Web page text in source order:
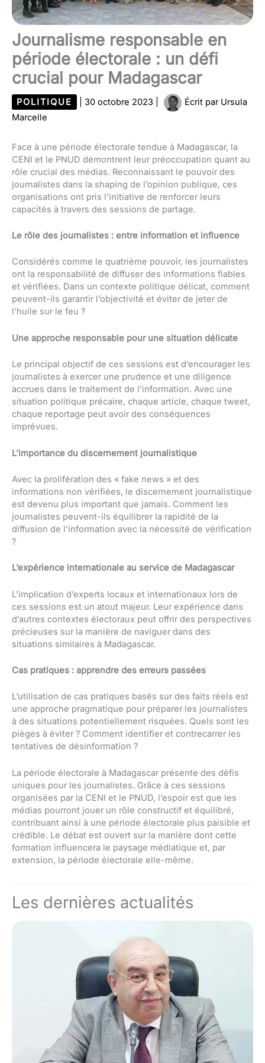
Journalisme responsable en
période électorale : un défi
crucial pour Madagascar
POLITIQUE 30 octobre 2023 Écrit par Ursula
Marcelle
Face à une période électorale tendue à Madagascar, la
CENI et le PNUD démontrent leur préoccupation quant au
rôle crucial des médias. Reconnaissant le pouvoir des
journalistes dans la shaping de l’opinion publique, ces
organisations ont pris l’initiative de renforcer leurs
capacités à travers des sessions de partage.
Le rôle des journalistes : entre information et influence
Considérés comme le quatrième pouvoir, les journalistes
ont la responsabilité de diffuser des informations fiables
et vérifiées. Dans un contexte politique délicat, comment
peuvent-ils garantir l’objectivité et éviter de jeter de
l’huile sur le feu ?
Une approche responsable pour une situation délicate
Le principal objectif de ces sessions est d’encourager les
journalistes à exercer une prudence et une diligence
accrues dans le traitement de l’information. Avec une
situation politique précaire, chaque article, chaque tweet,
chaque reportage peut avoir des conséquences
imprévues.
L’importance du discernement journalistique
Avec la prolifération des « fake news » et des
informations non vérifiées, le discernement journalistique
est devenu plus important que jamais. Comment les
journalistes peuvent-ils équilibrer la rapidité de la
diffusion de l’information avec la nécessité de vérification
?
L’expérience internationale au service de Madagascar
L’implication d’experts locaux et internationaux lors de
ces sessions est un atout majeur. Leur expérience dans
d’autres contextes électoraux peut offrir des perspectives
précieuses sur la manière de naviguer dans des
situations similaires à Madagascar.
Cas pratiques : apprendre des erreurs passées
L’utilisation de cas pratiques basés sur des faits réels est
une approche pragmatique pour préparer les journalistes
à des situations potentiellement risquées. Quels sont les
pièges à éviter ? Comment identifier et contrecarrer les
tentatives de désinformation ?
La période électorale à Madagascar présente des défis
uniques pour les journalistes. Grâce à ces sessions
organisées par la CENI et le PNUD, l’espoir est que les
médias pourront jouer un rôle constructif et équilibré,
contribuant ainsi à une période électorale plus paisible et
crédible. Le débat est ouvert sur la manière dont cette
formation influencera le paysage médiatique et, par
extension, la période électorale elle-même.
Les dernières actualités